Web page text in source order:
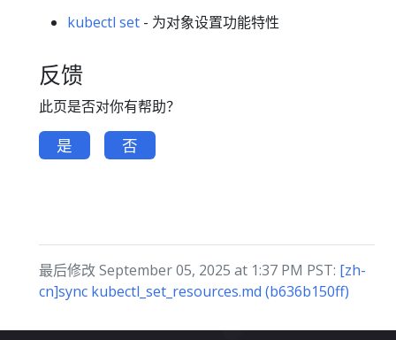
kubectl set - 为对象设置功能特性
反馈
此页是否对你有帮助？
是 否
最后修改 September 05, 2025 at 1:37 PM PST: [zh-
cn]sync kubectl_set_resources.md (b636b150ff)